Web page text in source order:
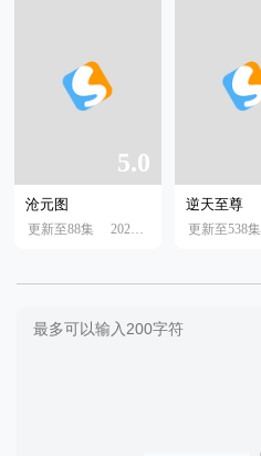
5.0
沧元图
更新至88集 2023年06月23日
逆天至尊
更新至538集